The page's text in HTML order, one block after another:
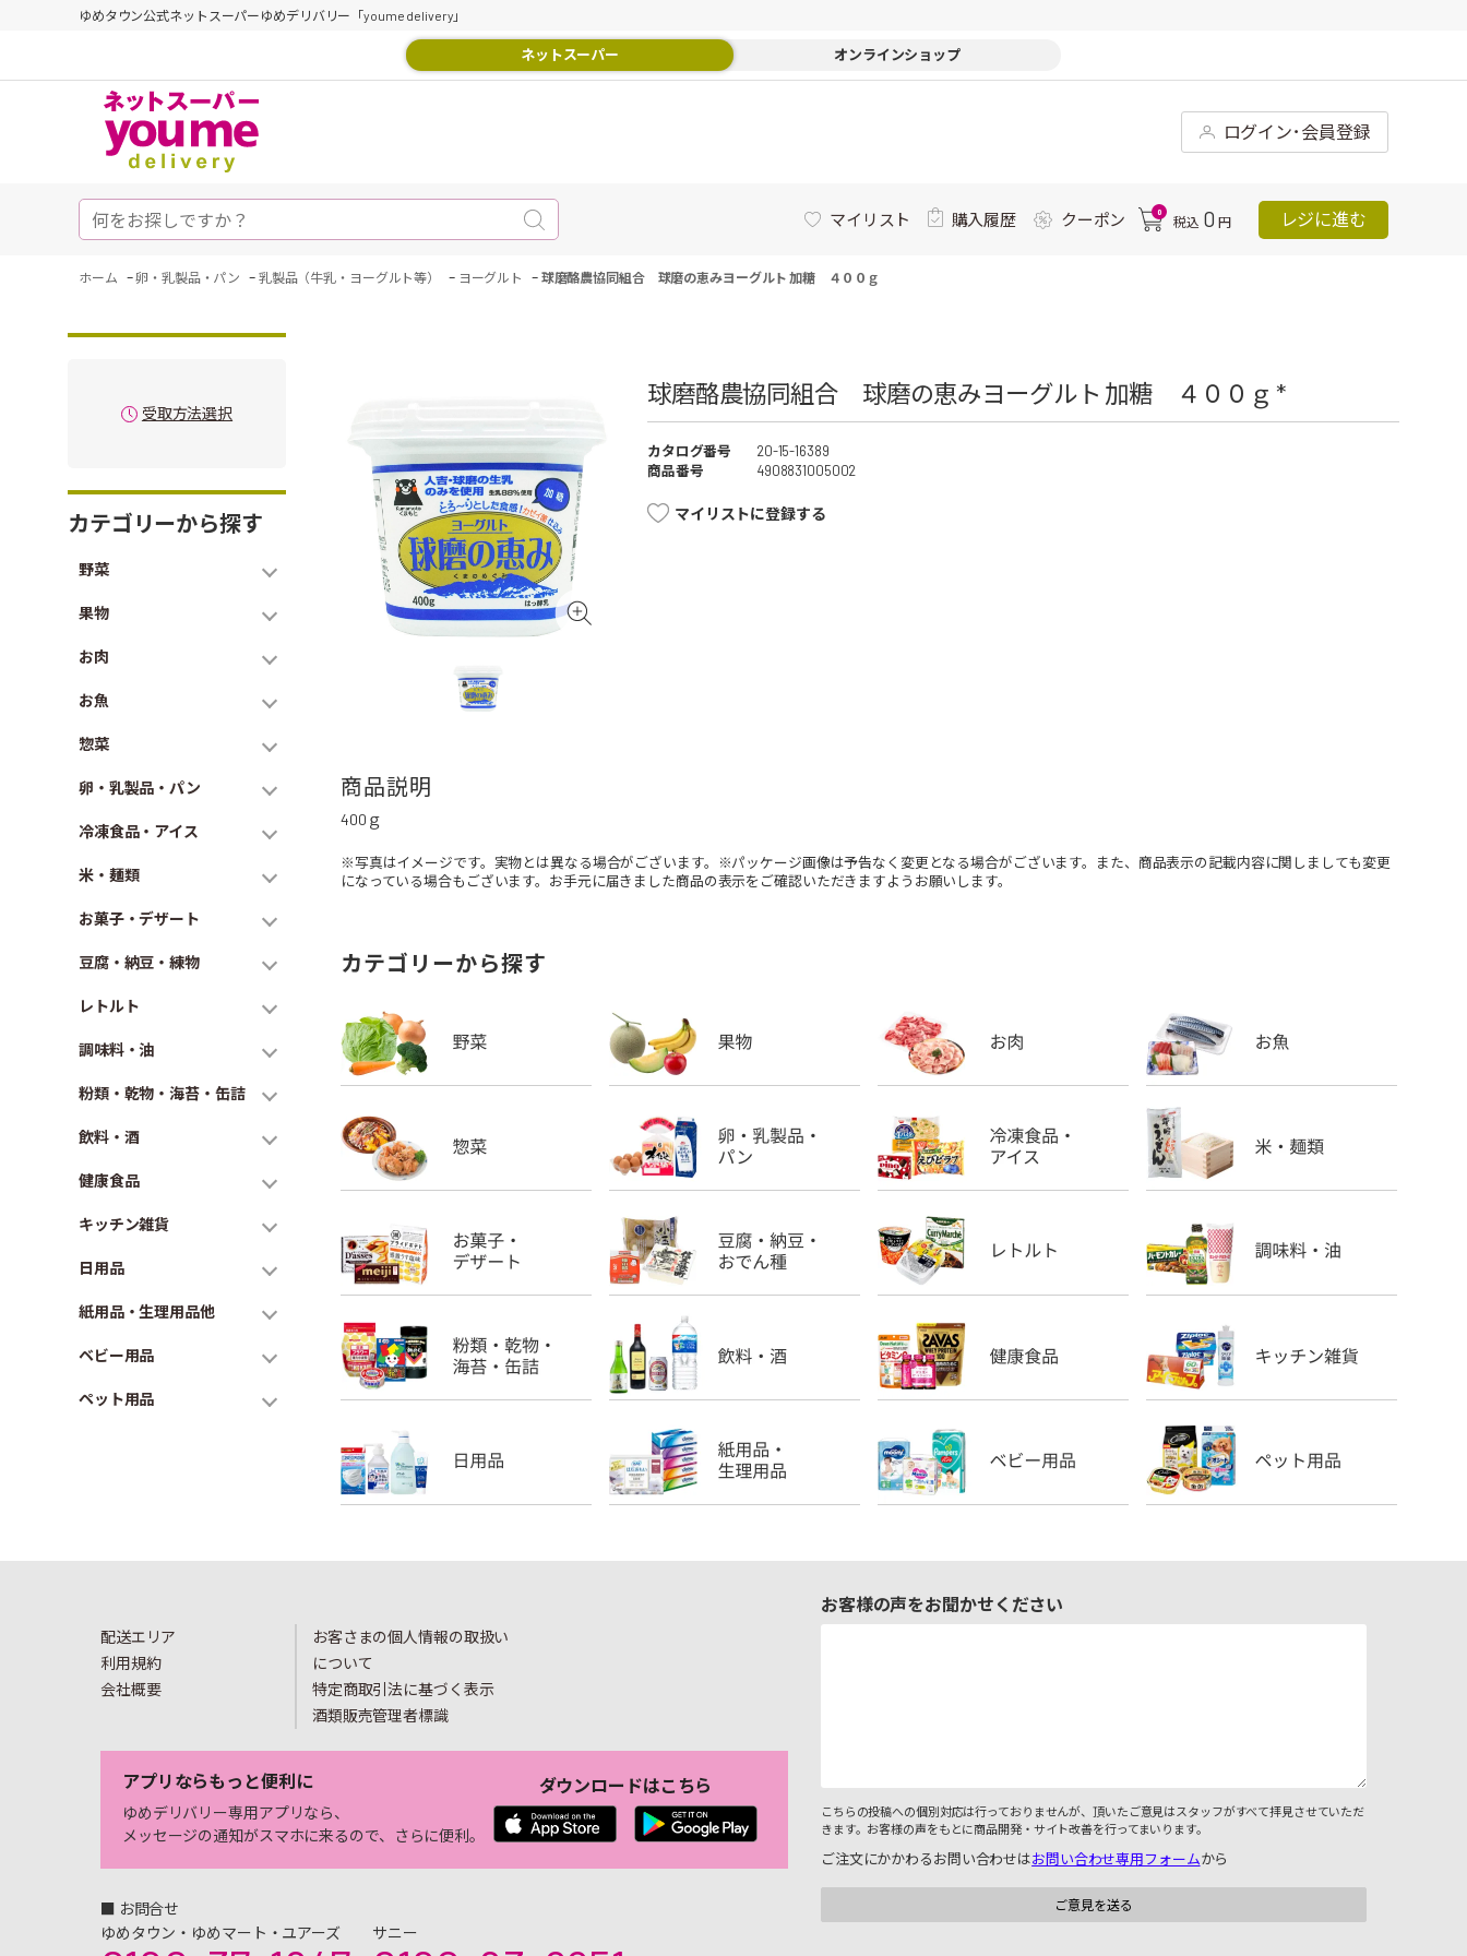
ゆめタウン公式ネットスーパーゆめデリバリー「youme delivery」
ネットスーパー オンラインショップ
ログイン･会員登録
マイリスト 購入履歴 クーポン 0
税込 0 円 レジに進む
ホーム -卵・乳製品・パン - 乳製品（牛乳・ヨーグルト等） - ヨーグルト - 球磨酪農協同組合 球磨の恵みヨーグルト 加糖 ４００ｇ
受取方法選択
カテゴリーから探す
野菜
果物
お肉
お魚
惣菜
卵・乳製品・パン
冷凍食品・アイス
米・麺類
お菓子・デザート
豆腐・納豆・練物
レトルト
調味料・油
粉類・乾物・海苔・缶詰
飲料・酒
健康食品
キッチン雑貨
日用品
紙用品・生理用品他
ベビー用品
ペット用品
球磨酪農協同組合 球磨の恵みヨーグルト 加糖 ４００ｇ *
カタログ番号
20-15-16389
商品番号
4908831005002
マイリストに登録する
商品説明
400ｇ
※写真はイメージです。実物とは異なる場合がございます。※パッケージ画像は予告なく変更となる場合がございます。また、商品表示の記載内容に関しましても変更
になっている場合もございます。お手元に届きました商品の表示をご確認いただきますようお願いします。
カテゴリーから探す
配送エリア
利用規約
会社概要
お客さまの個人情報の取扱い
について
特定商取引法に基づく表示
酒類販売管理者標識
アプリならもっと便利に
ゆめデリバリー専用アプリなら、
メッセージの通知がスマホに来るので、さらに便利。
ダウンロードはこちら
■ お問合せ
ゆめタウン・ゆめマート・ユアーズ
サニー
お客様の声をお聞かせください
こちらの投稿への個別対応は行っておりませんが、頂いたご意見はスタッフがすべて拝見させていただ
きます。お客様の声をもとに商品開発・サイト改善を行ってまいります。
ご注文にかかわるお問い合わせはお問い合わせ専用フォームから